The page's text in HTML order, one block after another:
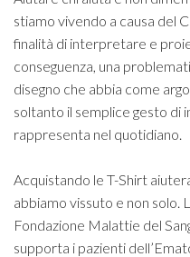
stiamo vivendo a causa del
finalità di interpretare e
conseguenza, una
disegno che abbia come
soltanto il semplice gesto di
rappresenta nel quotidiano.
Acquistando le T-Shirt
abbiamo vissuto e non solo.
Fondazione Malattie del
supporta i pazienti